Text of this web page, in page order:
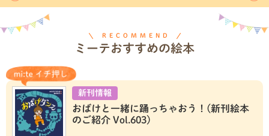
RECOMMEND
ミーテおすすめの絵本
新刊情報
おばけと一緒に踊っちゃおう！(新刊絵本
のご紹介 Vol.603)